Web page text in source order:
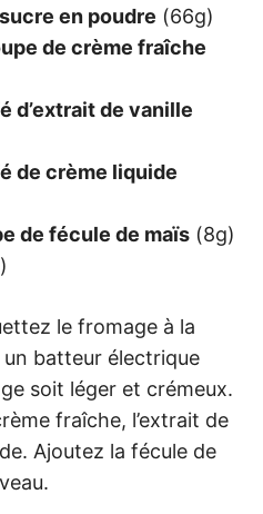
en poudre (66g)
de crème fraîche
d’extrait de vanille
de crème liquide
de fécule de maïs (8g)
le fromage à la
batteur électrique
soit léger et crémeux.
fraîche, l’extrait de
Ajoutez la fécule de